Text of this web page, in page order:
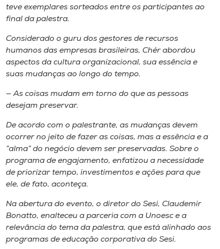
teve exemplares sorteados entre os participantes ao
final da palestra.
Considerado o guru dos gestores de recursos
humanos das empresas brasileiras, Chér abordou
aspectos da cultura organizacional, sua essência e
suas mudanças ao longo do tempo.
— As coisas mudam em torno do que as pessoas
desejam preservar.
De acordo com o palestrante, as mudanças devem
ocorrer no jeito de fazer as coisas, mas a essência e a
“alma” do negócio devem ser preservadas. Sobre o
programa de engajamento, enfatizou a necessidade
de priorizar tempo, investimentos e ações para que
ele, de fato, aconteça.
Na abertura do evento, o diretor do Sesi, Claudemir
Bonatto, enalteceu a parceria com a Unoesc e a
relevância do tema da palestra, que está alinhado aos
programas de educação corporativa do Sesi.